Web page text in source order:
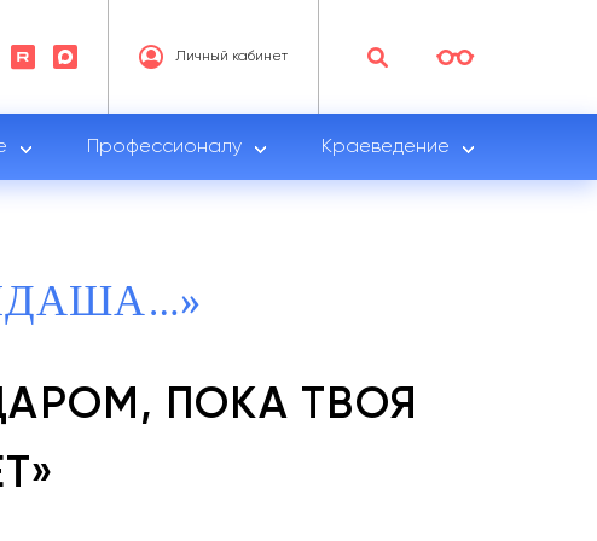
Личный кабинет
Профессионалу Краеведение
ПОКА ТВОЯ